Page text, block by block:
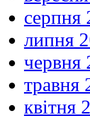
серпня
липня
червня
травня
квітня